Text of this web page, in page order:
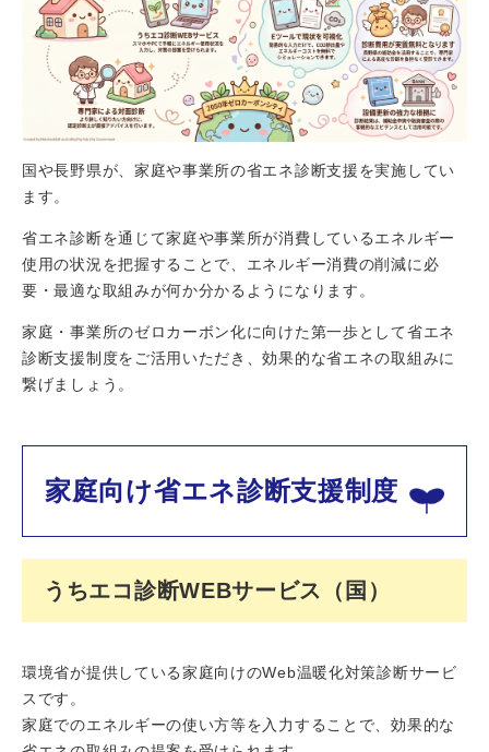
国や長野県が、家庭や事業所の省エネ診断支援を実施してい
ます。
省エネ診断を通じて家庭や事業所が消費しているエネルギー
使用の状況を把握することで、エネルギー消費の削減に必
要・最適な取組みが何か分かるようになります。
家庭・事業所のゼロカーボン化に向けた第一歩として省エネ
診断支援制度をご活用いただき、効果的な省エネの取組みに
繋げましょう。
家庭向け省エネ診断支援制度
うちエコ診断WEBサービス（国）
環境省が提供している家庭向けのWeb温暖化対策診断サービ
スです。
家庭でのエネルギーの使い方等を入力することで、効果的な